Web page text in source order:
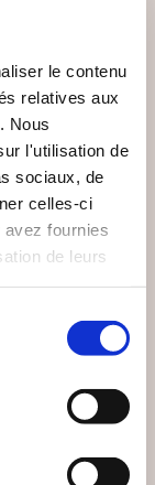
le contenu
relatives aux
Nous
l'utilisation de
sociaux, de
celles-ci
fournies
de leurs
D'ÂME